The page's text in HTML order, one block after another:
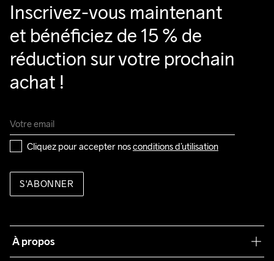
Inscrivez-vous maintenant
et bénéficiez de 15 % de
réduction sur votre prochain
achat !
Cliquez pour accepter nos conditions d’utilisation
S'ABONNER
À propos